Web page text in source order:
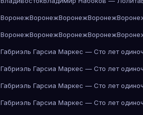
ВоронежВоронежВоронежВоронеж
ВоронежВоронежВоронежВоронеж
Габриэль Гарсиа Маркес — Сто лет
Габриэль Гарсиа Маркес — Сто лет
Габриэль Гарсиа Маркес — Сто лет
Габриэль Гарсиа Маркес — Сто лет